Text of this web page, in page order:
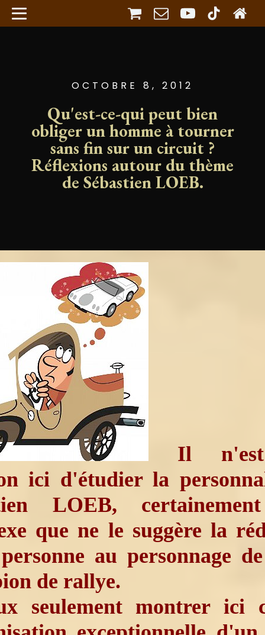
OCTOBRE 8, 2012
Qu'est-ce-qui peut bien
obliger un homme à tourner
sans fin sur un circuit ?
Réflexions autour du thème
de Sébastien LOEB.
Il
ici d'étudier la
LOEB,
que ne le suggère la
au personnage
de rallye.
seulement montrer ici